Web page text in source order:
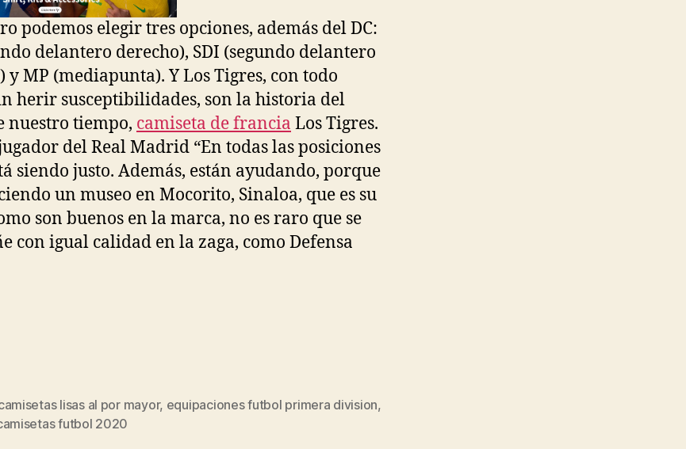
podemos elegir tres opciones, además del DC:
delantero derecho), SDI (segundo delantero
MP (mediapunta). Y Los Tigres, con todo
herir susceptibilidades, son la historia del
nuestro tiempo, camiseta de francia Los Tigres.
del Real Madrid “En todas las posiciones
siendo justo. Además, están ayudando, porque
un museo en Mocorito, Sinaloa, que es su
son buenos en la marca, no es raro que se
con igual calidad en la zaga, como Defensa
lisas al por mayor, equipaciones futbol primera division,
futbol 2020